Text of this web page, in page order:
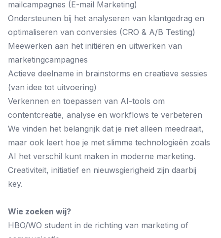
mailcampagnes (E-mail Marketing)
Ondersteunen bij het analyseren van klantgedrag en
optimaliseren van conversies (CRO & A/B Testing)
Meewerken aan het initiëren en uitwerken van
marketingcampagnes
Actieve deelname in brainstorms en creatieve sessies
(van idee tot uitvoering)
Verkennen en toepassen van AI-tools om
contentcreatie, analyse en workflows te verbeteren
We vinden het belangrijk dat je niet alleen meedraait,
maar ook leert hoe je met slimme technologieën zoals
AI het verschil kunt maken in moderne marketing.
Creativiteit, initiatief en nieuwsgierigheid zijn daarbij
key.
Wie zoeken wij?
HBO/WO student in de richting van marketing of